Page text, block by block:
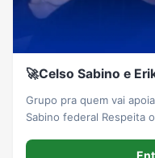
🚀Celso Sabino e
Grupo pra quem vai
Sabino federal Respeita os membros do grupo, qualquer